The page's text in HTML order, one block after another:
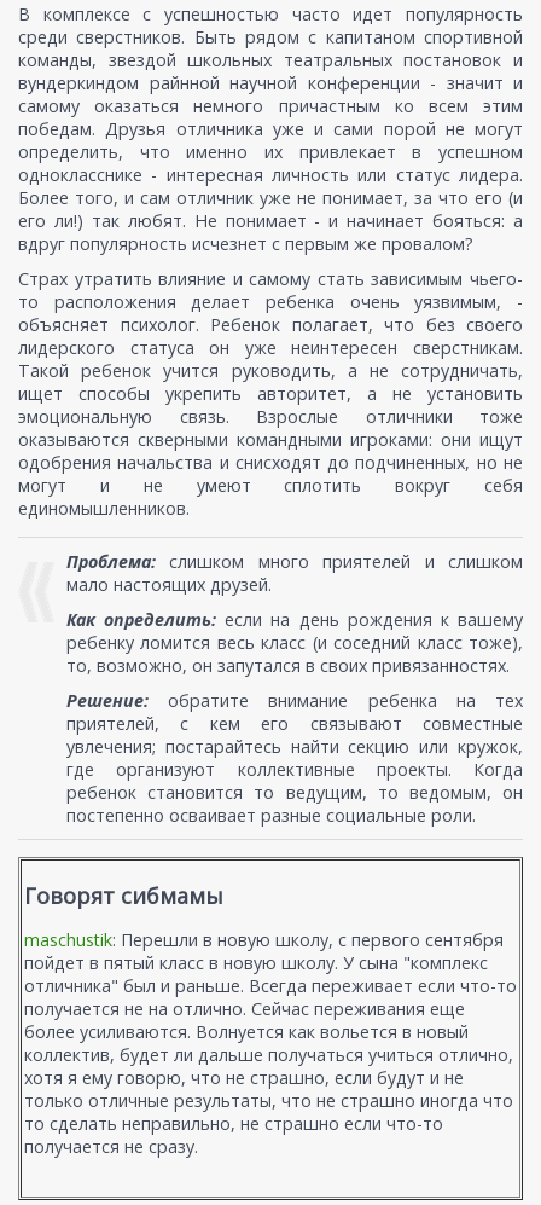
В комплексе с успешностью часто идет популярность
среди сверстников. Быть рядом с капитаном спортивной
команды, звездой школьных театральных постановок и
вундеркиндом райнной научной конференции - значит и
самому оказаться немного причастным ко всем этим
победам. Друзья отличника уже и сами порой не могут
определить, что именно их привлекает в успешном
однокласснике - интересная личность или статус лидера.
Более того, и сам отличник уже не понимает, за что его (и
его ли!) так любят. Не понимает - и начинает бояться: а
вдруг популярность исчезнет с первым же провалом?
Страх утратить влияние и самому стать зависимым чьего-
то расположения делает ребенка очень уязвимым, -
объясняет психолог. Ребенок полагает, что без своего
лидерского статуса он уже неинтересен сверстникам.
Такой ребенок учится руководить, а не сотрудничать,
ищет способы укрепить авторитет, а не установить
эмоциональную связь. Взрослые отличники тоже
оказываются скверными командными игроками: они ищут
одобрения начальства и снисходят до подчиненных, но не
могут и не умеют сплотить вокруг себя
единомышленников.
Проблема: слишком много приятелей и слишком
мало настоящих друзей.
Как определить: если на день рождения к вашему
ребенку ломится весь класс (и соседний класс тоже),
то, возможно, он запутался в своих привязанностях.
Решение: обратите внимание ребенка на тех
приятелей, с кем его связывают совместные
увлечения; постарайтесь найти секцию или кружок,
где организуют коллективные проекты. Когда
ребенок становится то ведущим, то ведомым, он
постепенно осваивает разные социальные роли.
Говорят сибмамы
maschustik: Перешли в новую школу, с первого сентября
пойдет в пятый класс в новую школу. У сына "комплекс
отличника" был и раньше. Всегда переживает если что-то
получается не на отлично. Сейчас переживания еще
более усиливаются. Волнуется как вольется в новый
коллектив, будет ли дальше получаться учиться отлично,
хотя я ему говорю, что не страшно, если будут и не
только отличные результаты, что не страшно иногда что
то сделать неправильно, не страшно если что-то
получается не сразу.